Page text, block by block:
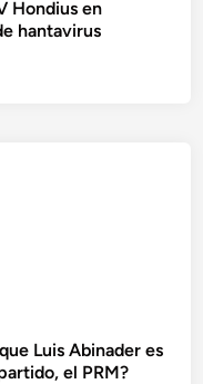
Hondius en
hantavirus
Luis Abinader es
el PRM?